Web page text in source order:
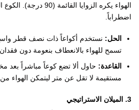
الهواء يكره الزوايا
اضطراباً.
الحل:
تسمح للهواء بالانعطاف بنعومة دون
القاعدة: حاول ألا تضع كوعاً مباشراً بعد
مستقيمة لا تقل عن متر ليتمكن الهواء
3. الميلان الاستراتيجي